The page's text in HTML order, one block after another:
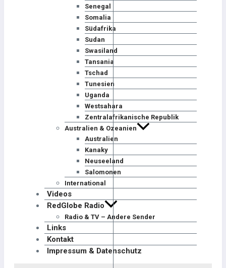
Senegal
Somalia
Südafrika
Sudan
Swasiland
Tansania
Tschad
Tunesien
Uganda
Westsahara
Zentralafrikanische Republik
Australien & Ozeanien
Australien
Kanaky
Neuseeland
Salomonen
International
Videos
RedGlobe Radio
Radio & TV – Andere Sender
Links
Kontakt
Impressum & Datenschutz